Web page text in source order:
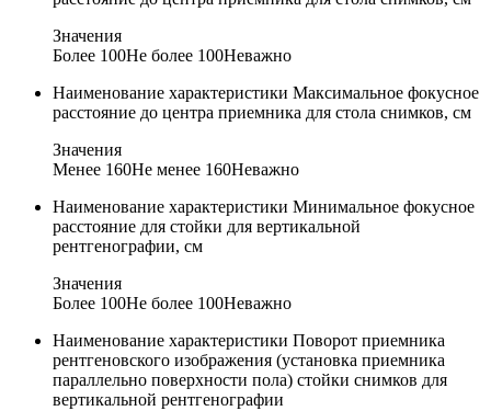
Значения
Более 100Не более 100Неважно
Наименование характеристики Максимальное фокусное
расстояние до центра приемника для стола снимков, см
Значения
Менее 160Не менее 160Неважно
Наименование характеристики Минимальное фокусное
расстояние для стойки для вертикальной
рентгенографии, см
Значения
Более 100Не более 100Неважно
Наименование характеристики Поворот приемника
рентгеновского изображения (установка приемника
параллельно поверхности пола) стойки снимков для
вертикальной рентгенографии